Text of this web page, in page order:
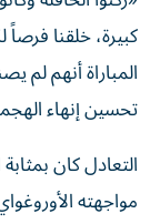
كبيرة، خلقنا
المباراة أنهم لم
تحسين إنهاء
التعادل كان
مواجهته